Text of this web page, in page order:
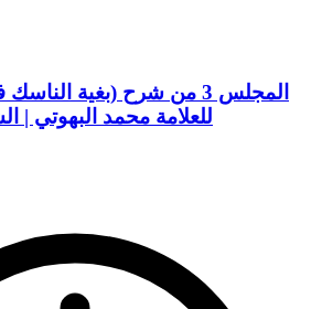
المجلس 3 من شرح (بغية
للعلامة محمد البهوتي |